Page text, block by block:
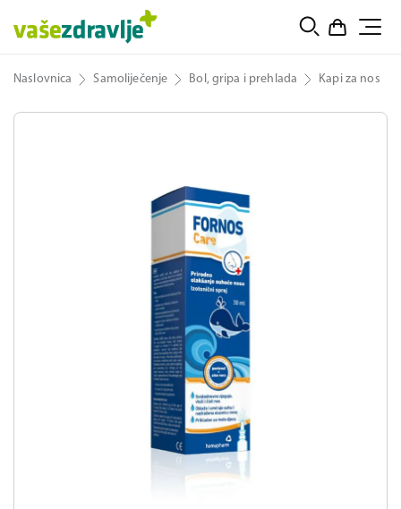
Naslovnica Samoliječenje Bol, gripa i prehlada Kapi za nos